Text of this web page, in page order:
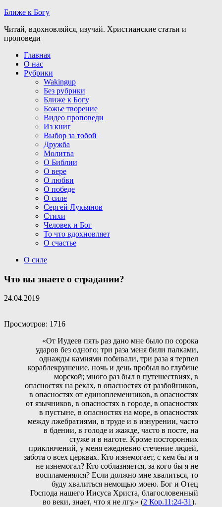
Ближе к Богу
Читай, вдохновляйся, изучай. Христианские статьи и
проповеди
Главная
О нас
Рубрики
Wakingup
Без рубрики
Ближе к Богу
Божье творение
Видео проповеди
Из книг
Выбор за тобой
Дружба
Молитва
О Библии
О вере
О любви
О победе
О силе
Сергей Лукьянов
Стихи
Человек и Бог
То что вдохновляет
О счастье
О силе
Что вы знаете о страдании?
24.04.2019
Просмотров: 1716
«От Иудеев пять раз дано мне было по сорока
ударов без одного; три раза меня били палками,
однажды камнями побивали, три раза я терпел
кораблекрушение, ночь и день пробыл во глубине
морской; много раз был в путешествиях, в
опасностях на реках, в опасностях от разбойников,
в опасностях от единоплеменников, в опасностях
от язычников, в опасностях в городе, в опасностях
в пустыне, в опасностях на море, в опасностях
между лжебратиями, в труде и в изнурении, часто
в бдении, в голоде и жажде, часто в посте, на
стуже и в наготе. Кроме посторонних
приключений, у меня ежедневно стечение людей,
забота о всех церквах. Кто изнемогает, с кем бы и я
не изнемогал? Кто соблазняется, за кого бы я не
воспламенялся? Если должно мне хвалиться, то
буду хвалиться немощью моею. Бог и Отец
Господа нашего Иисуса Христа, благословенный
во веки, знает, что я не лгу.» (2 Кор.11:24-31).